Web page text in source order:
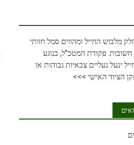
מלבוש החייל ומהווים סמל חזותי
חשובות. פקודת המטכ"ל, בנוגע
ינעל נעליים צבאיות גבוהות או
הציוד האישי >>>